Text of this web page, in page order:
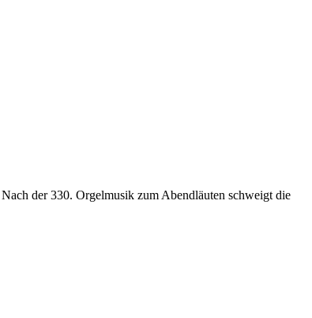
der 330. Orgelmusik zum Abendläuten schweigt die